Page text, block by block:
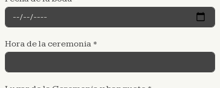
Hora de la ceremonia*